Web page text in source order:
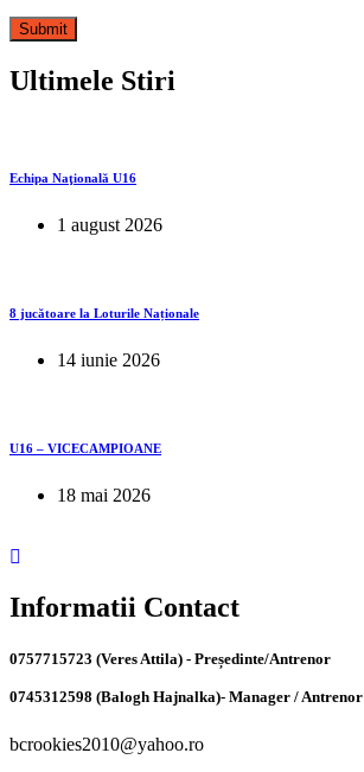
Ultimele Stiri
Echipa Naţională U16
1 august 2026
8 jucătoare la Loturile Naționale
14 iunie 2026
U16 – VICECAMPIOANE
18 mai 2026
Informatii Contact
0757715723 (Veres Attila) - Președinte/Antrenor
0745312598 (Balogh Hajnalka)- Manager / Antrenor
bcrookies2010@yahoo.ro